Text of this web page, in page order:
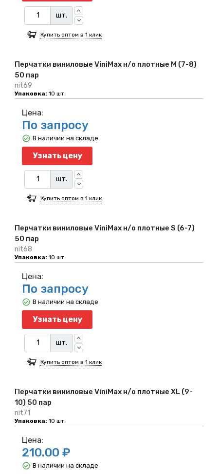
Перчатки виниловые ViniMax н/о плотные M (7-8)
50 пар
nit69
Упаковка: 10 шт.
шт.
Купить оптом в 1 клик
Перчатки виниловые ViniMax н/о плотные S (6-7)
50 пар
nit68
Упаковка: 10 шт.
Цена:
По запросу
Узнать цену
шт.
В наличии на складе
Купить оптом в 1 клик
Перчатки виниловые ViniMax н/о плотные XL (9-
10) 50 пар
nit71
Упаковка: 10 шт.
Цена:
По запросу
Узнать цену
шт.
В наличии на складе
Купить оптом в 1 клик
Цена:
210.00 ₽
В наличии на складе